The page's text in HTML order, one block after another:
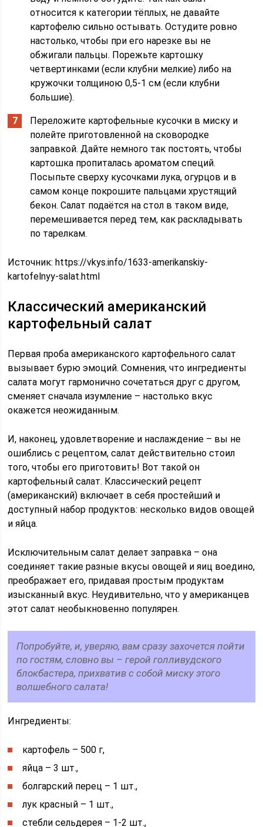
относится к категории тёплых, не давайте
картофелю сильно остывать. Остудите ровно
настолько, чтобы при его нарезке вы не
обжигали пальцы. Порежьте картошку
четвертинками (если клубни мелкие) либо на
кружочки толщиною 0,5-1 см (если клубни
большие).
Переложите картофельные кусочки в миску и
полейте приготовленной на сковородке
заправкой. Дайте немного так постоять, чтобы
картошка пропиталась ароматом специй.
Посыпьте сверху кусочками лука, огурцов и в
самом конце покрошите пальцами хрустящий
бекон. Салат подаётся на стол в таком виде,
перемешивается перед тем, как раскладывать
по тарелкам.
Источник:https://vkys.info/1633-amerikanskiy-
kartofelnyy-salat.html
Классический американский
картофельный салат
Первая проба американского картофельного салат
вызывает бурю эмоций. Сомнения, что ингредиенты
салата могут гармонично сочетаться друг с другом,
сменяет сначала изумление – настолько вкус
окажется неожиданным.
И, наконец, удовлетворение и наслаждение – вы не
ошиблись с рецептом, салат действительно стоил
того, чтобы его приготовить! Вот такой он
картофельный салат. Классический рецепт
(американский) включает в себя простейший и
доступный набор продуктов: несколько видов овощей
и яйца.
Исключительным салат делает заправка – она
соединяет такие разные вкусы овощей и яиц воедино,
преображает его, придавая простым продуктам
изысканный вкус. Неудивительно, что у американцев
этот салат необыкновенно популярен.
Попробуйте, и, уверяю, вам сразу захочется пойти
по гостям, словно вы – герой голливудского
блокбастера, прихватив с собой миску этого
волшебного салата!
Ингредиенты:
картофель – 500 г,
яйца – 3 шт.,
болгарский перец – 1 шт.,
лук красный – 1 шт.,
стебли сельдерея – 1-2 шт.,